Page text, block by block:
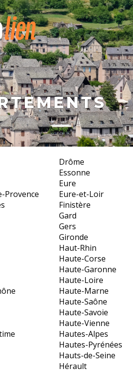
Provence
Drôme
Essonne
Eure
Eure-et-Loir
Finistère
Gard
Gers
Gironde
Haut-Rhin
Haute-Corse
Haute-Garonne
Haute-Loire
Haute-Marne
Haute-Saône
Haute-Savoie
Haute-Vienne
Hautes-Alpes
Hautes-Pyrénées
Hauts-de-Seine
Hérault